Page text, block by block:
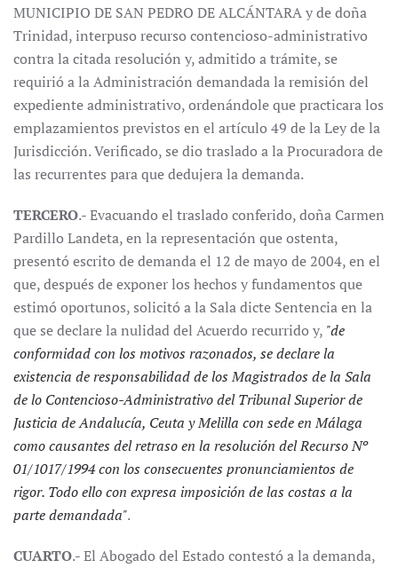
MUNICIPIO DE SAN PEDRO DE ALCÁNTARA y de doña
Trinidad, interpuso recurso contencioso-administrativo
contra la citada resolución y, admitido a trámite, se
requirió a la Administración demandada la remisión del
expediente administrativo, ordenándole que practicara los
emplazamientos previstos en el artículo 49 de la Ley de la
Jurisdicción. Verificado, se dio traslado a la Procuradora de
las recurrentes para que dedujera la demanda.
TERCERO.- Evacuando el traslado conferido, doña Carmen
Pardillo Landeta, en la representación que ostenta,
presentó escrito de demanda el 12 de mayo de 2004, en el
que, después de exponer los hechos y fundamentos que
estimó oportunos, solicitó a la Sala dicte Sentencia en la
que se declare la nulidad del Acuerdo recurrido y, "de
conformidad con los motivos razonados, se declare la
existencia de responsabilidad de los Magistrados de la Sala
de lo Contencioso-Administrativo del Tribunal Superior de
Justicia de Andalucía, Ceuta y Melilla con sede en Málaga
como causantes del retraso en la resolución del Recurso Nº
01/1017/1994 con los consecuentes pronunciamientos de
rigor. Todo ello con expresa imposición de las costas a la
parte demandada".
CUARTO.- El Abogado del Estado contestó a la demanda,